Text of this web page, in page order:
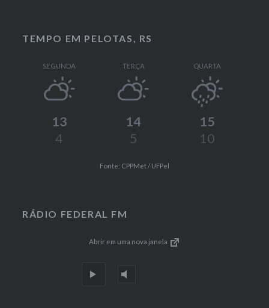
TEMPO EM PELOTAS, RS
SEGUNDA
13
4
TERÇA
14
5
QUARTA
15
10
Fonte: CPPMet / UFPel
RÁDIO FEDERAL FM
Abrir em uma nova janela